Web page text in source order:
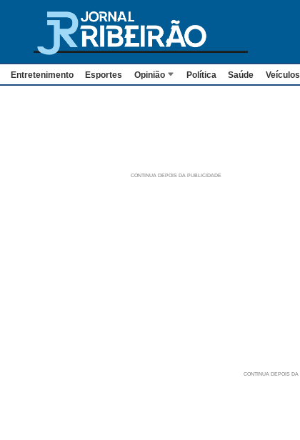
Entretenimento Esportes Opinião Política Saúde Veículos